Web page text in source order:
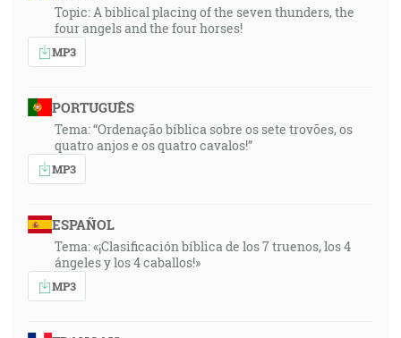
Topic: A biblical placing of the seven thunders, the
four angels and the four horses!
MP3
PORTUGUÊS
Tema: “Ordenação bíblica sobre os sete trovões, os
quatro anjos e os quatro cavalos!”
MP3
ESPAÑOL
Tema: «¡Clasificación bíblica de los 7 truenos, los 4
ángeles y los 4 caballos!»
MP3